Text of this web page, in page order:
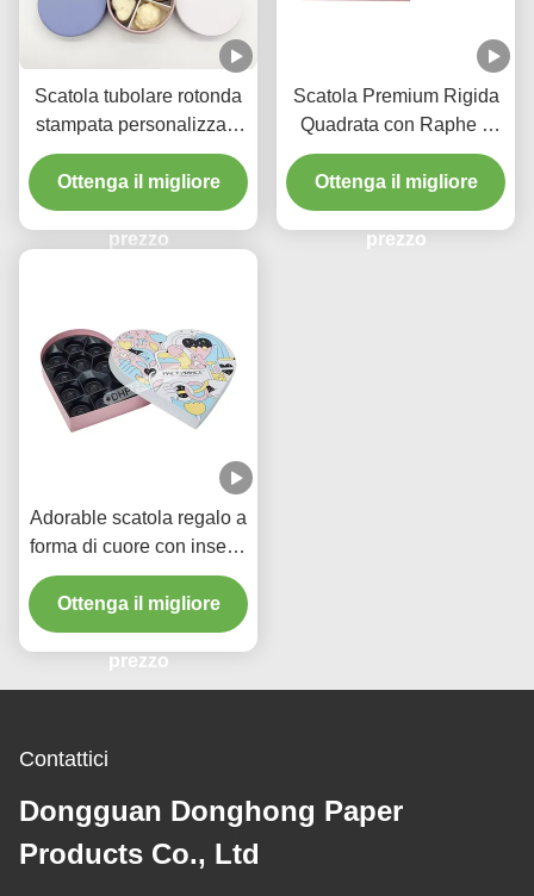
Scatola tubolare rotonda
stampata personalizzata
per cioccolato, scatola
regalo cilindrica in carta
rigida blu con divisorio
Ottenga il migliore
prezzo
Scatola Premium Rigida
Quadrata con Raphe e
Vassoio Blister Sicuro per
Confezioni Regalo di
Cioccolato
Ottenga il migliore
prezzo
Adorable scatola regalo a
forma di cuore con inserto
di plastica scatola rigida
stampata su misura
Ottenga il migliore
prezzo
Contattici
Dongguan Donghong Paper
Products Co., Ltd